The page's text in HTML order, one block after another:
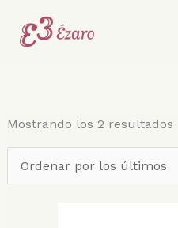
contenido
Mostrando los 2 resultados